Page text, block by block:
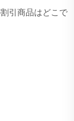
引商品はどこで